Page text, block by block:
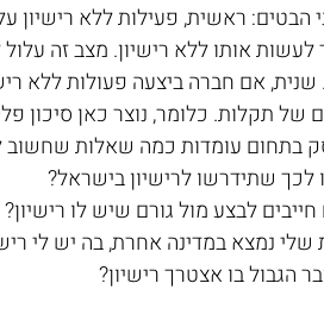
הבטים: ראשית, פעילות ללא רישיון
אותו ללא רישיון. מצב זה
אם חברה ביצעה פעולות ללא
תקלות. כלומר, נוצר כאן סיכון
בתחום עומדות כמה שאלות שחשוב
שלי נמצא במדינה אחרת, בה יש לי
הגבול בו אצטרך רישיון?